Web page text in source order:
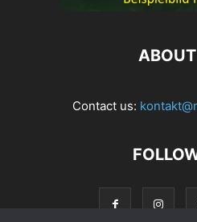
Contact us: